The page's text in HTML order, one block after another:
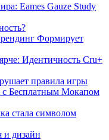
Eames Gauze Study
Формирует
Идентичность Cru+
правила игры
с Бесплатным Мокапом
стала символом
и дизайн